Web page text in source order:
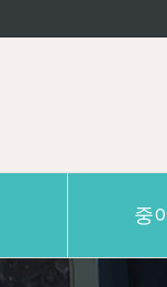
중